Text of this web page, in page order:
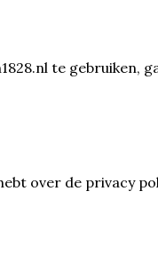
te gebruiken,
over de privacy